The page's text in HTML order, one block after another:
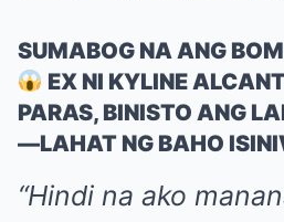
SUMABOG NA ANG
EX NI KYLINE
PARAS, BINISTO ANG
—LAHAT NG BAHO
“Hindi na ako